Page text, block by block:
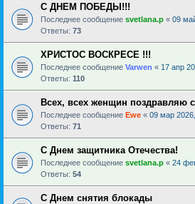
С ДНЕМ ПОБЕДЫ!!!
Последнее сообщение svetlana.p « 09
Ответы: 73
ХРИСТОС ВОСКРЕСЕ !!!
Последнее сообщение Varwen « 17 апр
Ответы: 110
Всех, всех женщин поздравляю
Последнее сообщение Ewe « 09 мар
Ответы: 71
С Днем защитника Отечества!
Последнее сообщение svetlana.p « 24
Ответы: 54
С Днем снятия блокады